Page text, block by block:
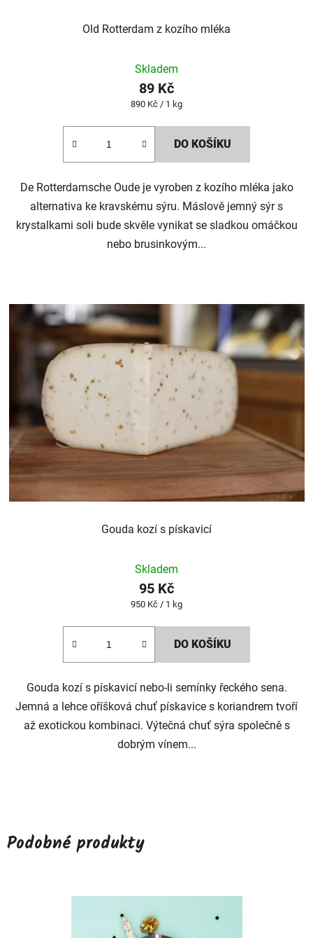
Old Rotterdam z kozího mléka
Skladem
89 Kč
Měrná
890 Kč / 1 kg
DO KOŠÍKU
De Rotterdamsche Oude je vyroben z kozího mléka jako
alternativa ke kravskému sýru. Máslově jemný sýr s
krystalkami soli bude skvěle vynikat se sladkou omáčkou
nebo brusinkovým...
Gouda kozí s pískavicí
Skladem
95 Kč
Měrná
950 Kč / 1 kg
DO KOŠÍKU
Gouda kozí s pískavicí nebo-li semínky řeckého sena.
Jemná a lehce oříšková chuť pískavice s koriandrem tvoří
až exotickou kombinaci. Výtečná chuť sýra společně s
dobrým vínem...
Podobné produkty